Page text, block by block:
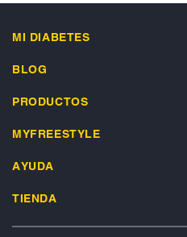
MI DIABETES
BLOG
PRODUCTOS
MYFREESTYLE
AYUDA
TIENDA